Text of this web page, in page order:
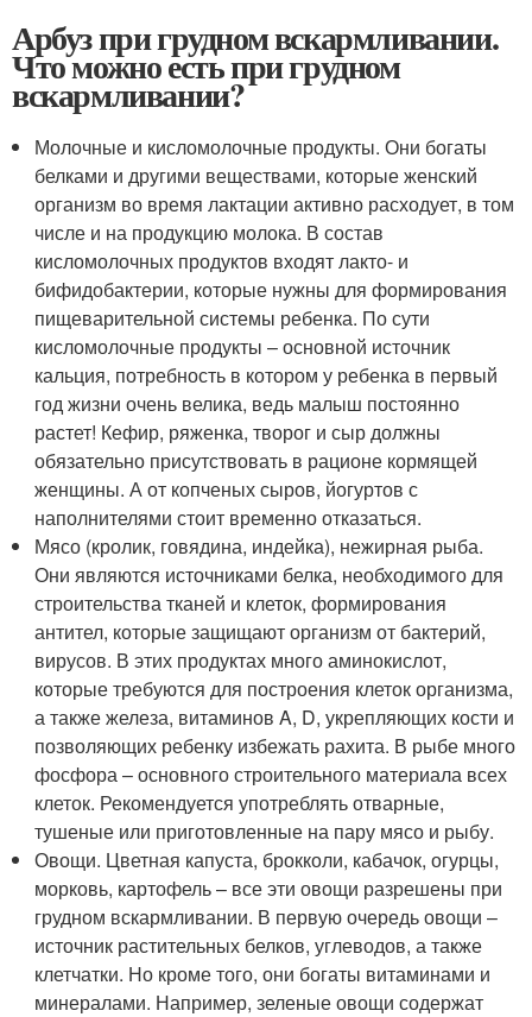
Арбуз при грудном вскармливании.
Что можно есть при грудном
вскармливании?
Молочные и кисломолочные продукты. Они богаты
белками и другими веществами, которые женский
организм во время лактации активно расходует, в том
числе и на продукцию молока. В состав
кисломолочных продуктов входят лакто- и
бифидобактерии, которые нужны для формирования
пищеварительной системы ребенка. По сути
кисломолочные продукты – основной источник
кальция, потребность в котором у ребенка в первый
год жизни очень велика, ведь малыш постоянно
растет! Кефир, ряженка, творог и сыр должны
обязательно присутствовать в рационе кормящей
женщины. А от копченых сыров, йогуртов с
наполнителями стоит временно отказаться.
Мясо (кролик, говядина, индейка), нежирная рыба.
Они являются источниками белка, необходимого для
строительства тканей и клеток, формирования
антител, которые защищают организм от бактерий,
вирусов. В этих продуктах много аминокислот,
которые требуются для построения клеток организма,
а также железа, витаминов A, D, укрепляющих кости и
позволяющих ребенку избежать рахита. В рыбе много
фосфора – основного строительного материала всех
клеток. Рекомендуется употреблять отварные,
тушеные или приготовленные на пару мясо и рыбу.
Овощи. Цветная капуста, брокколи, кабачок, огурцы,
морковь, картофель – все эти овощи разрешены при
грудном вскармливании. В первую очередь овощи –
источник растительных белков, углеводов, а также
клетчатки. Но кроме того, они богаты витаминами и
минералами. Например, зеленые овощи содержат